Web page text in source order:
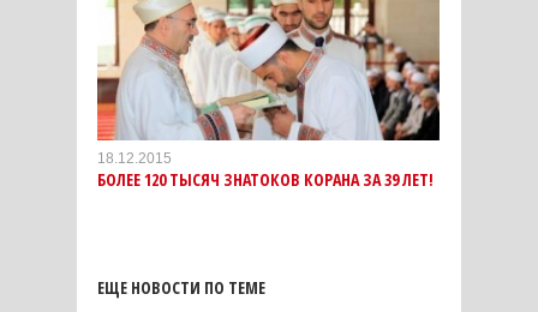
18.12.2015
БОЛЕЕ 120 ТЫСЯЧ ЗНАТОКОВ КОРАНА ЗА 39 ЛЕТ!
ЕЩЕ НОВОСТИ ПО ТЕМЕ